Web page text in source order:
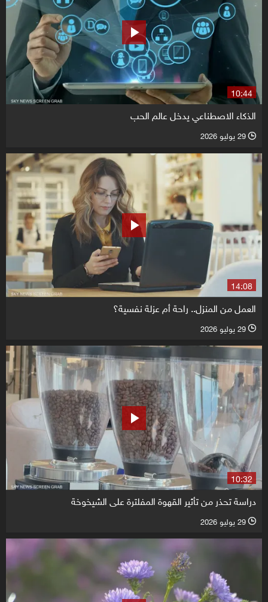
10:44
الذكاء الاصطناعي يدخل عالم الحب
l 29 يوليو 2026
14:08
العمل من المنزل.. راحة أم عزلة نفسية؟
l 29 يوليو 2026
10:32
دراسة تحذر من تأثير القهوة المفلترة على الشيخوخة
l 29 يوليو 2026